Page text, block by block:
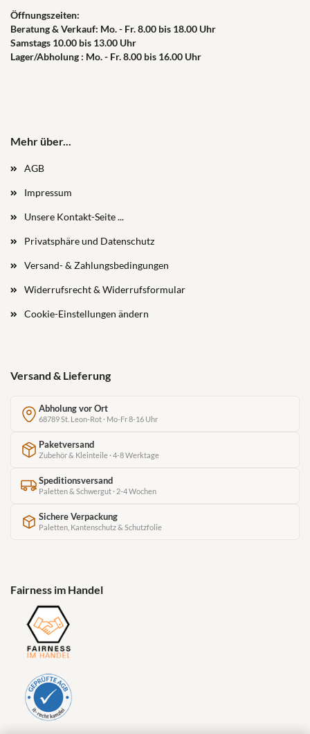
Öffnungszeiten:
Beratung & Verkauf: Mo. - Fr. 8.00 bis 18.00 Uhr
Samstags 10.00 bis 13.00 Uhr
Lager/Abholung : Mo. - Fr. 8.00 bis 16.00 Uhr
Mehr über...
AGB
Impressum
Unsere Kontakt-Seite ...
Privatsphäre und Datenschutz
Versand- & Zahlungsbedingungen
Widerrufsrecht & Widerrufsformular
Cookie-Einstellungen ändern
Versand & Lieferung
Abholung vor Ort
68789 St. Leon-Rot · Mo-Fr 8-16 Uhr
Paketversand
Zubehör & Kleinteile · 4-8 Werktage
Speditionsversand
Paletten & Schwergut · 2-4 Wochen
Sichere Verpackung
Paletten, Kantenschutz & Schutzfolie
Fairness im Handel